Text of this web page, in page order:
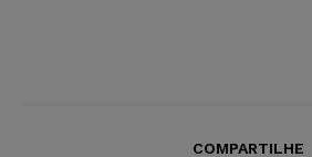
COMPARTILHE